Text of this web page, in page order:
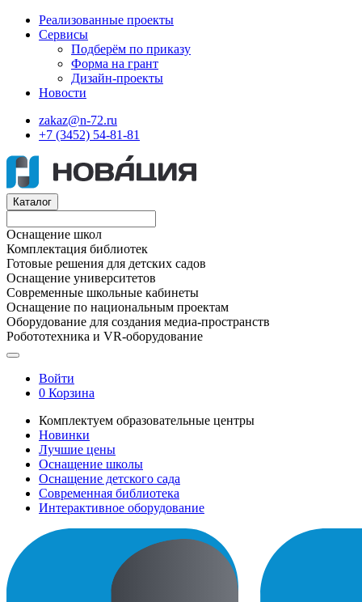
Реализованные проекты
Сервисы
Подберём по приказу
Форма на грант
Дизайн-проекты
Новости
zakaz@n-72.ru
+7 (3452) 54-81-81
Каталог
Оснащение школ
Комплектация библиотек
Готовые решения для детских садов
Оснащение университетов
Современные школьные кабинеты
Оснащение по национальным проектам
Оборудование для создания медиа-пространств
Робототехника и VR-оборудование
Войти
0 Корзина
Комплектуем образовательные центры
Новинки
Лучшие цены
Оснащение школы
Оснащение детского сада
Современная библиотека
Интерактивное оборудование